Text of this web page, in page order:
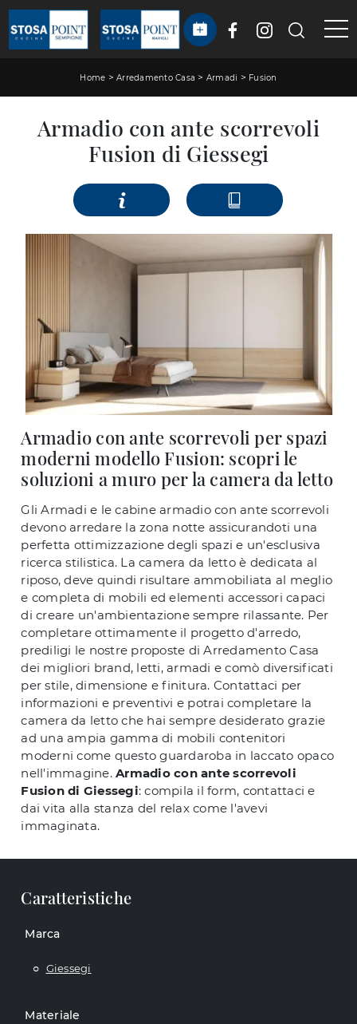
Home >Arredamento Casa > Armadi > Fusion
Armadio con ante scorrevoli
Fusion di Giessegi
Armadio con ante scorrevoli per spazi
moderni modello Fusion: scopri le
soluzioni a muro per la camera da letto
Gli Armadi e le cabine armadio con ante scorrevoli
devono arredare la zona notte assicurandoti una
perfetta ottimizzazione degli spazi e un'esclusiva
ricerca stilistica. La camera da letto è dedicata al
riposo, deve quindi risultare ammobiliata al meglio
e completa di mobili ed elementi accessori capaci
di creare un'ambientazione sempre rilassante. Per
completare ottimamente il progetto d'arredo,
prediligi le nostre proposte di Arredamento Casa
dei migliori brand, letti, armadi e comò diversificati
per stile, dimensione e finitura. Contattaci per
informazioni e preventivi e potrai completare la
camera da letto che hai sempre desiderato grazie
ad una ampia gamma di mobili contenitori
moderni come questo guardaroba in laccato opaco
nell'immagine. Armadio con ante scorrevoli
Fusion di Giessegi: compila il form, contattaci e
dai vita alla stanza del relax come l'avevi
immaginata.
Caratteristiche
Marca
Giessegi
Materiale